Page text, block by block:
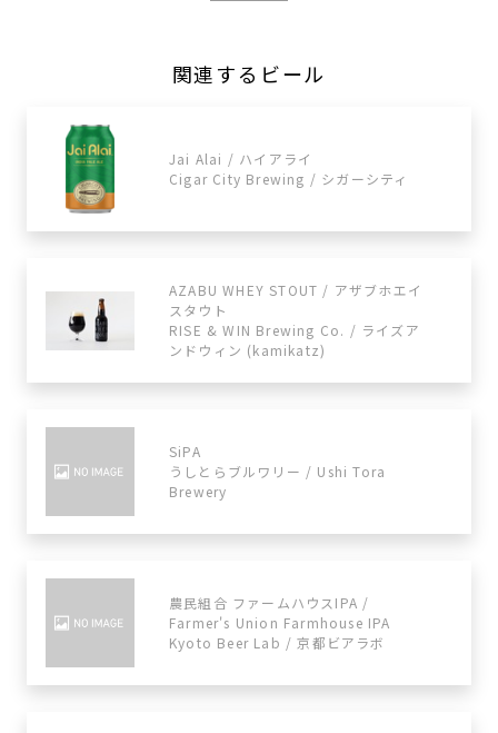
関連するビール
Jai Alai / ハイアライ
Cigar City Brewing / シガーシティ
AZABU WHEY STOUT / アザブホエイ
スタウト
RISE & WIN Brewing Co. / ライズア
ンドウィン (kamikatz)
SiPA
うしとらブルワリー / Ushi Tora
Brewery
農民組合 ファームハウスIPA /
Farmer's Union Farmhouse IPA
Kyoto Beer Lab / 京都ビアラボ